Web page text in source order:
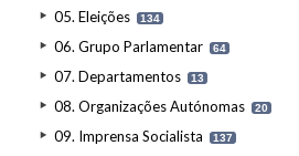
05. Eleições 134
06. Grupo Parlamentar 64
07. Departamentos 13
08. Organizações Autónomas 20
09. Imprensa Socialista 137